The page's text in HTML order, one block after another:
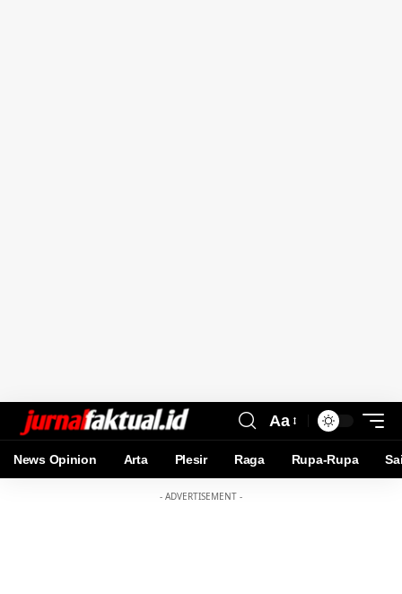
Aa
News Opinion Arta Plesir Raga Rupa-Rupa
- ADVERTISEMENT -